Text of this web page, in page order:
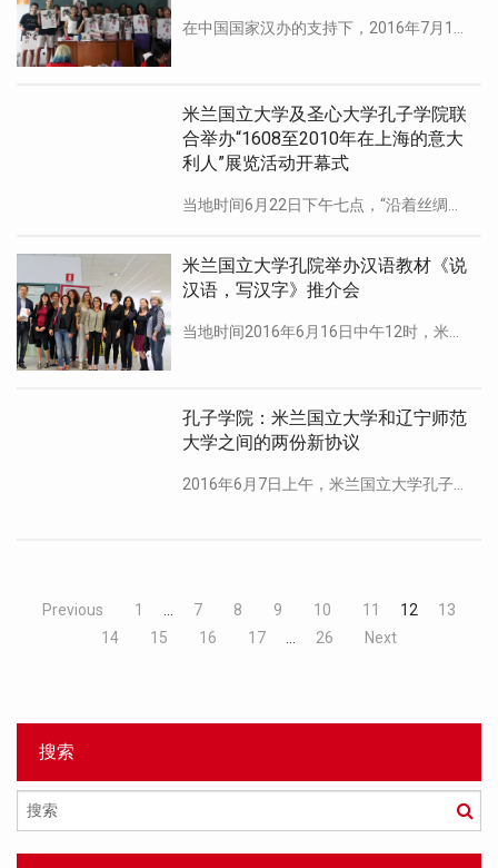
在中国国家汉办的支持下，2016年7月17日，米兰国立大学孔子学院暑期“中国语言文化体验夏令营”活动在中国辽宁 […]
米兰国立大学及圣心大学孔子学院联
合举办“1608至2010年在上海的意大
利人”展览活动开幕式
米兰国立大学孔院举办汉语教材《说
汉语，写汉字》推介会
当地时间2016年6月16日中午12时，米兰国立大学孔子学院成功召开《说汉语，写汉字》新书发布会。出席本次发布 […]
孔子学院：米兰国立大学和辽宁师范
大学之间的两份新协议
Previous 1 … 7 8 9 10 11 12
13
14
15 16 17 … 26 Next
搜索
搜
索